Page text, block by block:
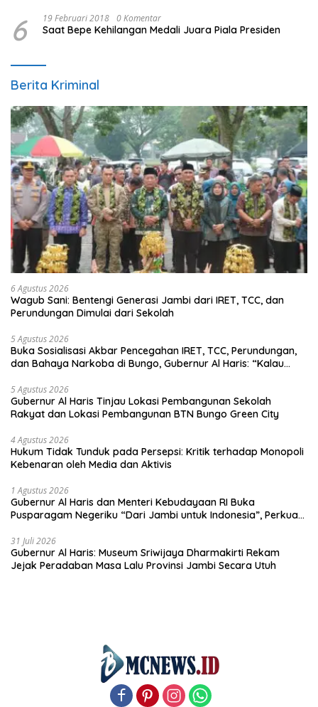
6 19 Februari 2018 0 Komentar
Saat Bepe Kehilangan Medali Juara Piala Presiden
Berita Kriminal
6 Agustus 2026
Wagub Sani: Bentengi Generasi Jambi dari IRET, TCC, dan
Perundungan Dimulai dari Sekolah
5 Agustus 2026
Buka Sosialisasi Akbar Pencegahan IRET, TCC, Perundungan,
dan Bahaya Narkoba di Bungo, Gubernur Al Haris: “Kalau
tangan”
5 Agustus 2026
Gubernur Al Haris Tinjau Lokasi Pembangunan Sekolah
Rakyat dan Lokasi Pembangunan BTN Bungo Green City
4 Agustus 2026
Hukum Tidak Tunduk pada Persepsi: Kritik terhadap Monopoli
Kebenaran oleh Media dan Aktivis
1 Agustus 2026
Gubernur Al Haris dan Menteri Kebudayaan RI Buka
Pusparagam Negeriku “Dari Jambi untuk Indonesia”, Perkuat
31 Juli 2026
Gubernur Al Haris: Museum Sriwijaya Dharmakirti Rekam
Jejak Peradaban Masa Lalu Provinsi Jambi Secara Utuh